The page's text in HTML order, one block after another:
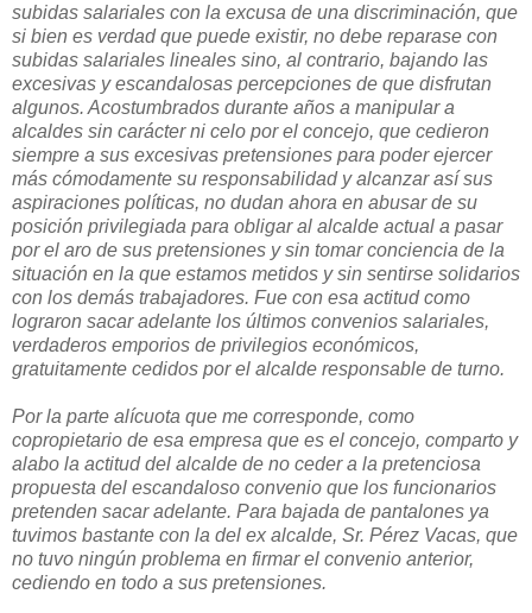
subidas salariales con la excusa de una discriminación, que
si bien es verdad que puede existir, no debe reparase con
subidas salariales lineales sino, al contrario, bajando las
excesivas y escandalosas percepciones de que disfrutan
algunos. Acostumbrados durante años a manipular a
alcaldes sin carácter ni celo por el concejo, que cedieron
siempre a sus excesivas pretensiones para poder ejercer
más cómodamente su responsabilidad y alcanzar así sus
aspiraciones políticas, no dudan ahora en abusar de su
posición privilegiada para obligar al alcalde actual a pasar
por el aro de sus pretensiones y sin tomar conciencia de la
situación en la que estamos metidos y sin sentirse solidarios
con los demás trabajadores. Fue con esa actitud como
lograron sacar adelante los últimos convenios salariales,
verdaderos emporios de privilegios económicos,
gratuitamente cedidos por el alcalde responsable de turno.
Por la parte alícuota que me corresponde, como
copropietario de esa empresa que es el concejo, comparto y
alabo la actitud del alcalde de no ceder a la pretenciosa
propuesta del escandaloso convenio que los funcionarios
pretenden sacar adelante. Para bajada de pantalones ya
tuvimos bastante con la del ex alcalde, Sr. Pérez Vacas, que
no tuvo ningún problema en firmar el convenio anterior,
cediendo en todo a sus pretensiones.